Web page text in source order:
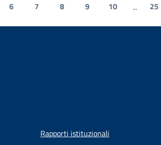
6 7 8 9 10 ... 25
Rapporti istituzionali